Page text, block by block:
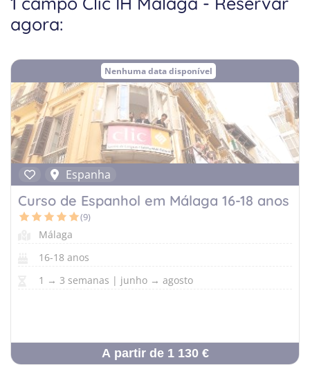
Cursos de Línguas Alemanha
Porto
Criativo
Desportos de Inverno
Música
Natureza
agora:
Nenhuma data disponível
Espanha
Curso de Espanhol em Málaga 16-18 anos
(9)
Málaga
16-18 anos
1 → 3 semanas | junho → agosto
A partir de 1 130 €